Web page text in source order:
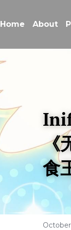
Home About
《
食